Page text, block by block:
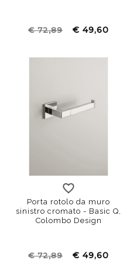
€ 72,89 € 49,60
Porta rotolo da muro
sinistro cromato - Basic Q,
Colombo Design
€ 72,89 € 49,60